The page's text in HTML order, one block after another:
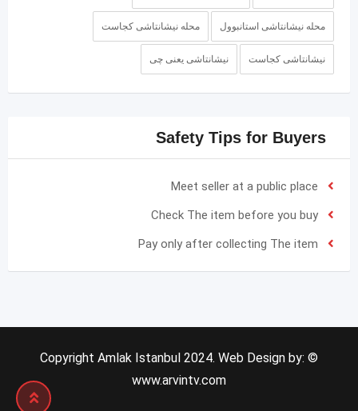
محله نیشانتاشی استانبوول محله نیشانتاشی کجاست
نیشانتاشی کجاست نیشانتاشی یعنی چی
Safety Tips for Buyers
Meet seller at a public place
Check The item before you buy
Pay only after collecting The item
© Copyright Amlak Istanbul 2024. Web Design by:
www.arvintv.com